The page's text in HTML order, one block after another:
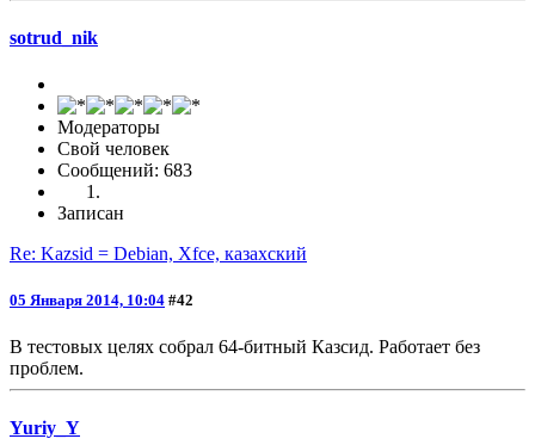
sotrud_nik
Модераторы
Свой человек
Сообщений: 683
Записан
Re: Kazsid = Debian, Xfce, казахский
05 Января 2014, 10:04 #42
В тестовых целях собрал 64-битный Казсид. Работает без
проблем.
Yuriy_Y